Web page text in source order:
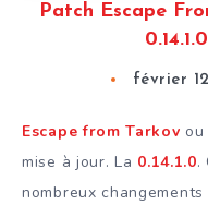
Patch Escape
février
Escape from Tarkov ou
mise à jour. La 0.14.1.0.
nombreux